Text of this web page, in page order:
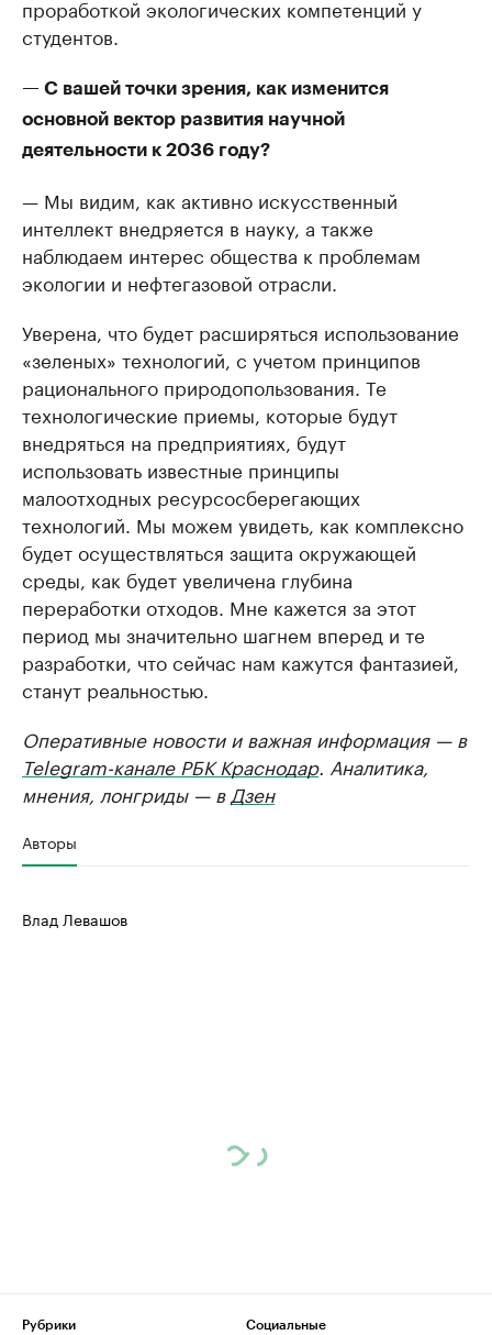
проработкой экологических компетенций у
студентов.
— С вашей точки зрения, как изменится
основной вектор развития научной
деятельности к 2036 году?
— Мы видим, как активно искусственный
интеллект внедряется в науку, а также
наблюдаем интерес общества к проблемам
экологии и нефтегазовой отрасли.
Уверена, что будет расширяться использование
«зеленых» технологий, с учетом принципов
рационального природопользования. Те
технологические приемы, которые будут
внедряться на предприятиях, будут
использовать известные принципы
малоотходных ресурсосберегающих
технологий. Мы можем увидеть, как комплексно
будет осуществляться защита окружающей
среды, как будет увеличена глубина
переработки отходов. Мне кажется за этот
период мы значительно шагнем вперед и те
разработки, что сейчас нам кажутся фантазией,
станут реальностью.
Оперативные новости и важная информация — в
Telegram-канале РБК Краснодар. Аналитика,
мнения, лонгриды — вДзен
Авторы
Влад Левашов
Рубрики
Социальные